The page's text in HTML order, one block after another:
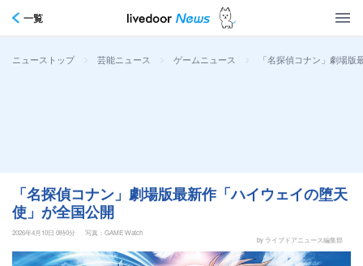
一覧
ニューストップ > 芸能ニュース > ゲームニュース > 「名探偵コナン」劇場
「名探偵コナン」劇場版最新作「ハイウェイの堕天
使」が全国公開
2026年4月10日 0時0分
写真：GAME Watch
by ライブドアニュース編集部